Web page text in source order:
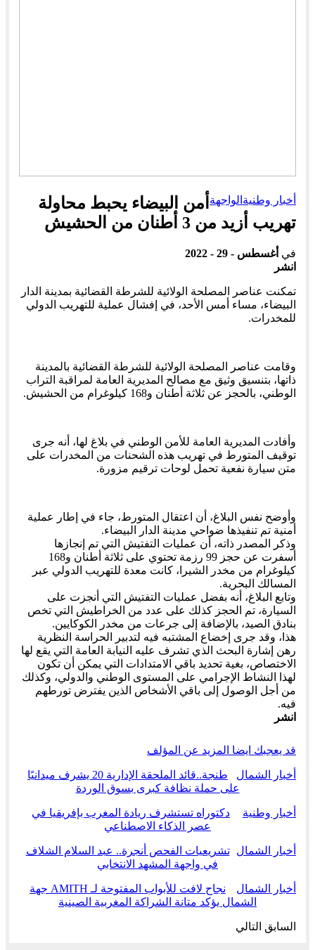
أخبار وطنية الواجهة أمن البيضاء يحبط محاولة
تهريب أزيد من 3 أطنان من الحشيش
في أغسطس - 29 - 2022
انشر
تمكنت عناصر المصلحة الولائية للشرطة القضائية بمدينة الدار
البيضاء، مساء أمس الأحد، في إفشال عملية للتهريب الدولي
للمخدرات.
وقامت عناصر المصلحة الولائية للشرطة القضائية بالمدينة
ذاتها، بتنسيق وثيق مع مصالح المديرية العامة لمراقبة التراب
الوطني، بالحجز عن ثلاثة أطنان و168 كيلوغرام من الحشيش.
وأفادت المديرية العامة للأمن الوطني في بلاغ لها، أنه جرى
توقيف المتورط في تهريب هذه الشحنات من المخدرات على
متن سيارة نفعية تحمل لوحات ترقيم مزورة.
وأوضح نفس البلاغ، أن اعتقال المتورط، جاء في إطار عملية
أمنية تم تنفيذها ضواحي مدينة الدار البيضاء.
وذكر المصدر ذاته، أن عمليات التفتيش التي تم إنجازها
أسفرت عن حجز 99 رزمة تحتوي على ثلاثة أطنان و168
كيلوغرام من مخدر الشيرا، كانت معدة للتهريب الدولي عبر
المسالك البحرية.
وتابع البلاغ، أنه بفضل عمليات التفتيش التي أنجزت على
السيارة، تم الحجز كذلك على عدد من الخراطيش التي تخص
بنادق الصيد، بالإضافة إلى جرعات من مخدر الكوكايين.
هذا، وقد جرى إخضاع المشتبه فيه لتدبير الحراسة النظرية
رهن إشارة البحث الذي تشرف عليه النيابة العامة التي يقع لها
الاختصاص، بغية تحديد باقي الامتدادات التي يمكن أن تكون
لهذا النشاط الإجرامي على المستوى الوطني والدولي، وكذلك
من أجل الوصول إلى باقي الأشخاص الذين يفترض تورطهم
فيه.
انشر
قد يعجبك ايضا المزيد عن المؤلف
أخبار الشمال
طنجة..قائد الملحقة الإدارية 20 يشرف ميدانيًا
على حملة نظافة كبرى بسوق الوردة
أخبار وطنية
دكتوراه تستشرف ريادة المغرب بإفريقيا في
عصر الذكاء الاصطناعي
أخبار الشمال
تشريعيات الفحص أنجرة.. عبد السلام الشلاف
في واجهة المشهد الانتخابي
أخبار الشمال
نجاح لافت للأبواب المفتوحة لـ AMITH جهة
الشمال يؤكد متانة الشراكة المغربية الصينية
السابق التالي